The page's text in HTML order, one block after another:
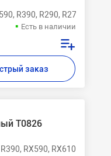
R390, R290, R270
Есть в наличии
заказ
T0826
RX590, RX610,